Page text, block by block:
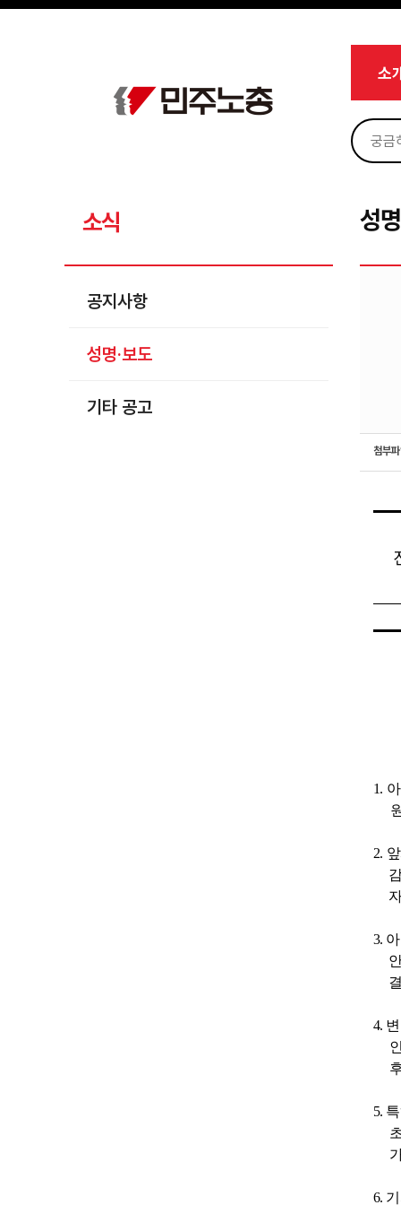
메뉴 건너뛰기
소
소식
공지사항
성명·보도
기타 공고
성
첨부
1.
2.
3.
4.
5.
6.
Sketchbook5, 스케치북5
Sketchbook5, 스케치북5